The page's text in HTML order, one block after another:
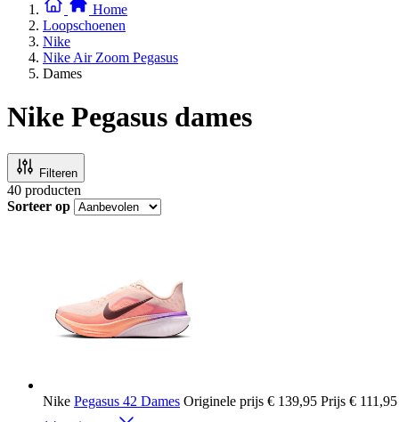
Home
Loopschoenen
Nike
Nike Air Zoom Pegasus
Dames
Nike Pegasus dames
Filteren
40 producten
Sorteer op
Nike Pegasus 42 Dames Originele prijs € 139,95 Prijs € 111,95